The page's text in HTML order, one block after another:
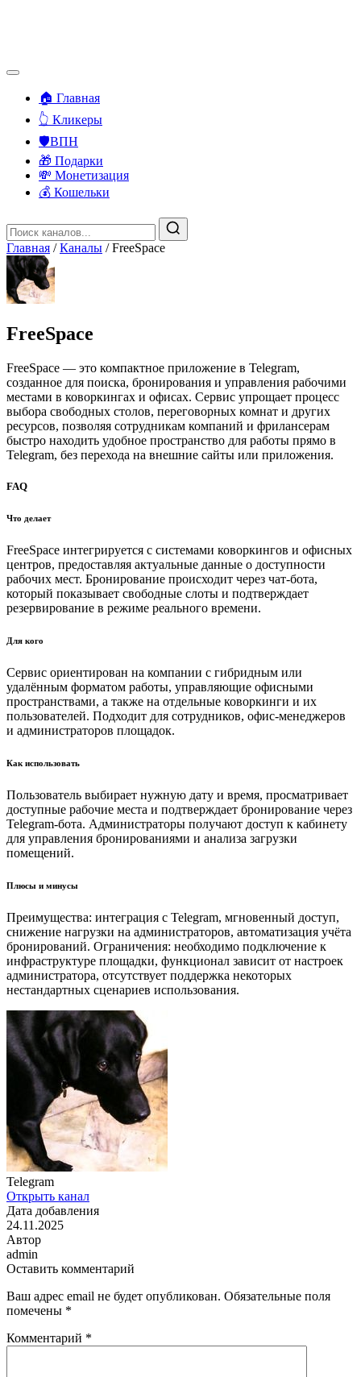
🏠 Главная
👆 Кликеры
🛡️ВПН
🎁 Подарки
💸 Монетизация
💰 Кошельки
Главная / Каналы / FreeSpace
FreeSpace
FreeSpace — это компактное приложение в Telegram,
созданное для поиска, бронирования и управления рабочими
местами в коворкингах и офисах. Сервис упрощает процесс
выбора свободных столов, переговорных комнат и других
ресурсов, позволяя сотрудникам компаний и фрилансерам
быстро находить удобное пространство для работы прямо в
Telegram, без перехода на внешние сайты или приложения.
FAQ
Что делает
FreeSpace интегрируется с системами коворкингов и офисных
центров, предоставляя актуальные данные о доступности
рабочих мест. Бронирование происходит через чат-бота,
который показывает свободные слоты и подтверждает
резервирование в режиме реального времени.
Для кого
Сервис ориентирован на компании с гибридным или
удалённым форматом работы, управляющие офисными
пространствами, а также на отдельные коворкинги и их
пользователей. Подходит для сотрудников, офис-менеджеров
и администраторов площадок.
Как использовать
Пользователь выбирает нужную дату и время, просматривает
доступные рабочие места и подтверждает бронирование через
Telegram-бота. Администраторы получают доступ к кабинету
для управления бронированиями и анализа загрузки
помещений.
Плюсы и минусы
Преимущества: интеграция с Telegram, мгновенный доступ,
снижение нагрузки на администраторов, автоматизация учёта
бронирований. Ограничения: необходимо подключение к
инфраструктуре площадки, функционал зависит от настроек
администратора, отсутствует поддержка некоторых
нестандартных сценариев использования.
Telegram
Открыть канал
Дата добавления
24.11.2025
Автор
admin
Оставить комментарий
Ваш адрес email не будет опубликован. Обязательные поля
помечены *
Комментарий *